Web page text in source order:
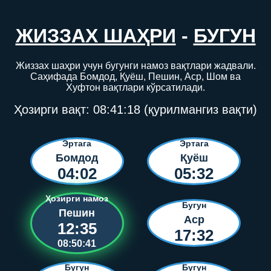
ЖИЗЗАХ ШАҲРИ - БУГУН
Жиззах шаҳри учун бугунги намоз вақтлари жадвали.
Саҳифада Бомдод, Қуёш, Пешин, Аср, Шом ва
Хуфтон вақтлари кўрсатилади.
Ҳозирги вақт: 08:41:18 (қурилмангиз вақти)
Эртага
Бомдод
04:02
Эртага
Қуёш
05:32
Ҳозирги намоз
Пешин
12:35
08:50:41
Бугун
Аср
17:32
Бугун Бугун